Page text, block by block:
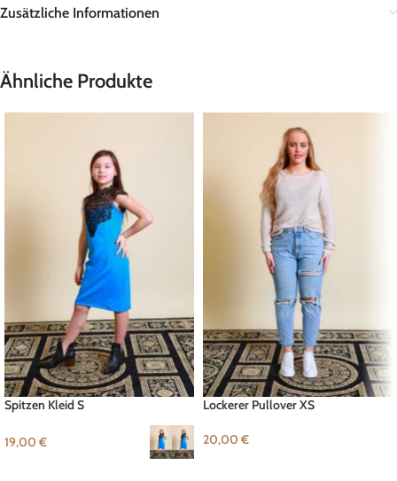
Zusätzliche Informationen
Ähnliche Produkte
Spitzen Kleid S
19,00 €
Lockerer Pullover XS
20,00 €